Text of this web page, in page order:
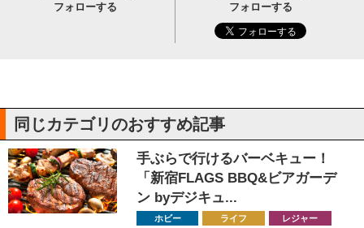
フォローする
フォローする
同じカテゴリのおすすめ記事
手ぶらで行けるバーベキュー！
「新宿FLAGS BBQ&ビアガーデ
ン byデジキュ...
ホビー ライフ レジャー